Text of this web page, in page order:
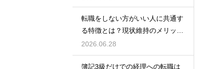
転職をしない方がいい人に共通す
る特徴とは？現状維持のメリット
と後悔を防ぐ考え方
2026.06.28
簿記3級だけでの経理への転職は